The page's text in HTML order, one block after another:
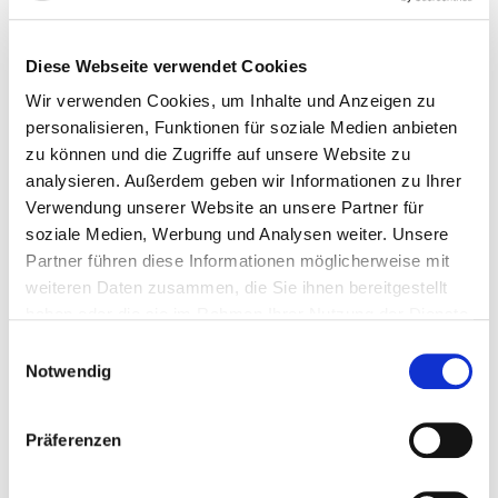
Diese Webseite verwendet Cookies
Wir verwenden Cookies, um Inhalte und Anzeigen zu
personalisieren, Funktionen für soziale Medien anbieten
zu können und die Zugriffe auf unsere Website zu
analysieren. Außerdem geben wir Informationen zu Ihrer
Verwendung unserer Website an unsere Partner für
soziale Medien, Werbung und Analysen weiter. Unsere
Partner führen diese Informationen möglicherweise mit
weiteren Daten zusammen, die Sie ihnen bereitgestellt
Notwendig
Präferenzen
Bei der Entstehung von Depressionen geht man von
Genetik, biographische Erfahrungen, erlernte Coping-
Stategien im Umgang mit Emotionen dysfunktionalen
Gedanken und aktuelle Belastungsfaktoren eine
wichtige Rolle. Laut der deutschen Depressionshilfe
erkranken ca. 8,2 %, d.h. ca. 5,3 Millionen der
erwachsenen Deutschen im Laufe eines Jahres an einer
Depression.1Somit gehören sie zu den häufigsten und
oftmals meist unterschätzten Erkrankungen. Es ist also
kein Zeichen von Schwäche, sondern eine
Notwendigkeit sich entsprechende Hilfe zu suchen, um
Symptomatik zu verhindern.
Umgang mit Depressionen